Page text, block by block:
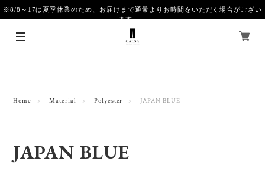
※8/8～17は夏季休業のため、お届けまで通常よりお時間をいただく場合がござい
ます。
Home Material Polyester JAPAN BLUE
JAPAN BLUE